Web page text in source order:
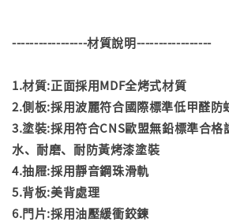
-----------------材質說明-----------------
1.材質:正面採用MDF全烤式材質
2.側板:採用波麗符合國際標準低甲醛防
3.塗裝:採用符合CNS歐盟無鉛標準合格
水、耐磨、耐防黃烤漆塗裝
4.抽屜:採用靜音鋼珠滑軌
5.背板:美背處理
6.門片:採用油壓緩衝鉸鍊